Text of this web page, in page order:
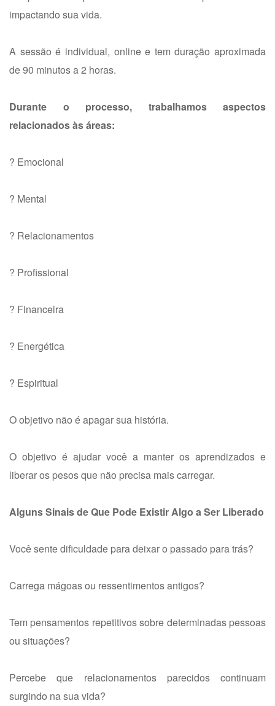
impactando sua vida.
A sessão é individual, online e tem duração aproximada
de 90 minutos a 2 horas.
Durante o processo, trabalhamos aspectos
relacionados às áreas:
? Emocional
? Mental
? Relacionamentos
? Profissional
? Financeira
? Energética
? Espiritual
O objetivo não é apagar sua história.
O objetivo é ajudar você a manter os aprendizados e
liberar os pesos que não precisa mais carregar.
Alguns Sinais de Que Pode Existir Algo a Ser Liberado
Você sente dificuldade para deixar o passado para trás?
Carrega mágoas ou ressentimentos antigos?
Tem pensamentos repetitivos sobre determinadas pessoas
ou situações?
Percebe que relacionamentos parecidos continuam
surgindo na sua vida?